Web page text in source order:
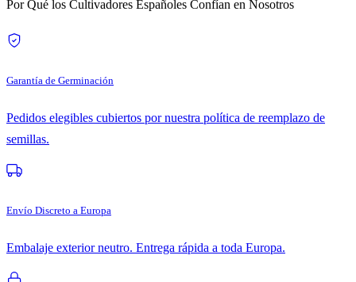
Por Qué los Cultivadores Españoles Confían en Nosotros
Garantía de Germinación
Pedidos elegibles cubiertos por nuestra política de reemplazo de
semillas.
Envío Discreto a Europa
Embalaje exterior neutro. Entrega rápida a toda Europa.